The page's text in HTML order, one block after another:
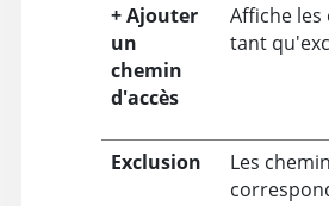
+ Ajouter
un
chemin
d'accès
Affiche
tant
Exclusion
Les